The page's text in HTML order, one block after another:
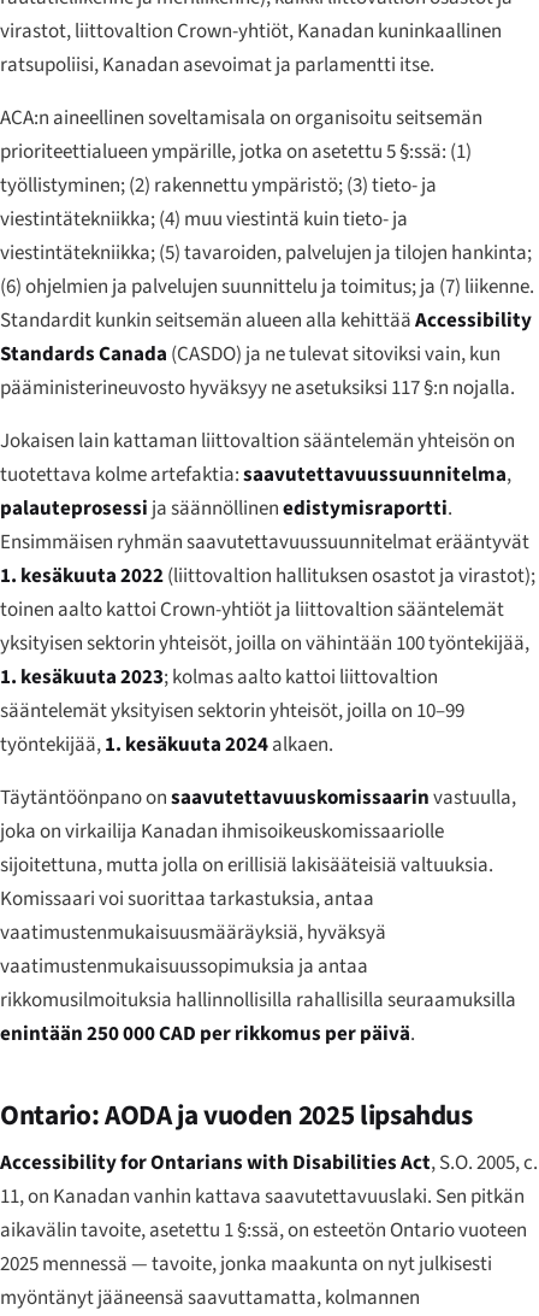
virastot, liittovaltion Crown-yhtiöt, Kanadan kuninkaallinen
ratsupoliisi, Kanadan asevoimat ja parlamentti itse.
ACA:n aineellinen soveltamisala on organisoitu seitsemän
prioriteettialueen ympärille, jotka on asetettu 5 §:ssä: (1)
työllistyminen; (2) rakennettu ympäristö; (3) tieto- ja
viestintätekniikka; (4) muu viestintä kuin tieto- ja
viestintätekniikka; (5) tavaroiden, palvelujen ja tilojen hankinta;
(6) ohjelmien ja palvelujen suunnittelu ja toimitus; ja (7) liikenne.
Standardit kunkin seitsemän alueen alla kehittääAccessibility
Standards Canada (CASDO) ja ne tulevat sitoviksi vain, kun
pääministerineuvosto hyväksyy ne asetuksiksi 117 §:n nojalla.
Jokaisen lain kattaman liittovaltion sääntelemän yhteisön on
tuotettava kolme artefaktia:saavutettavuussuunnitelma,
palauteprosessi ja säännöllinenedistymisraportti.
Ensimmäisen ryhmän saavutettavuussuunnitelmat erääntyvät
1. kesäkuuta 2022(liittovaltion hallituksen osastot ja virastot);
toinen aalto kattoi Crown-yhtiöt ja liittovaltion sääntelemät
yksityisen sektorin yhteisöt, joilla on vähintään 100 työntekijää,
1. kesäkuuta 2023; kolmas aalto kattoi liittovaltion
sääntelemät yksityisen sektorin yhteisöt, joilla on 10–99
työntekijää,1. kesäkuuta 2024alkaen.
Täytäntöönpano onsaavutettavuuskomissaarinvastuulla,
joka on virkailija Kanadan ihmisoikeuskomissaariolle
sijoitettuna, mutta jolla on erillisiä lakisääteisiä valtuuksia.
Komissaari voi suorittaa tarkastuksia, antaa
vaatimustenmukaisuusmääräyksiä, hyväksyä
vaatimustenmukaisuussopimuksia ja antaa
rikkomusilmoituksia hallinnollisilla rahallisilla seuraamuksilla
enintään 250 000 CAD per rikkomus per päivä.
Ontario: AODA ja vuoden 2025 lipsahdus
Accessibility for Ontarians with Disabilities Act, S.O. 2005, c.
11, on Kanadan vanhin kattava saavutettavuuslaki. Sen pitkän
aikavälin tavoite, asetettu 1 §:ssä, on esteetön Ontario vuoteen
2025 mennessä — tavoite, jonka maakunta on nyt julkisesti
myöntänyt jääneensä saavuttamatta, kolmannen